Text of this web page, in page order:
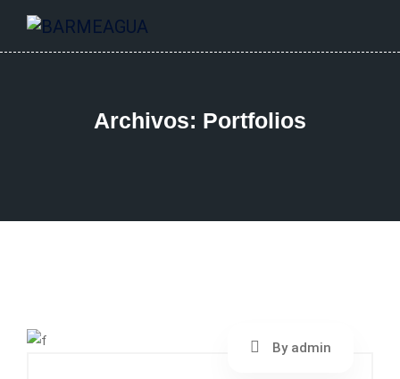
Archivos: Portfolios
By admin